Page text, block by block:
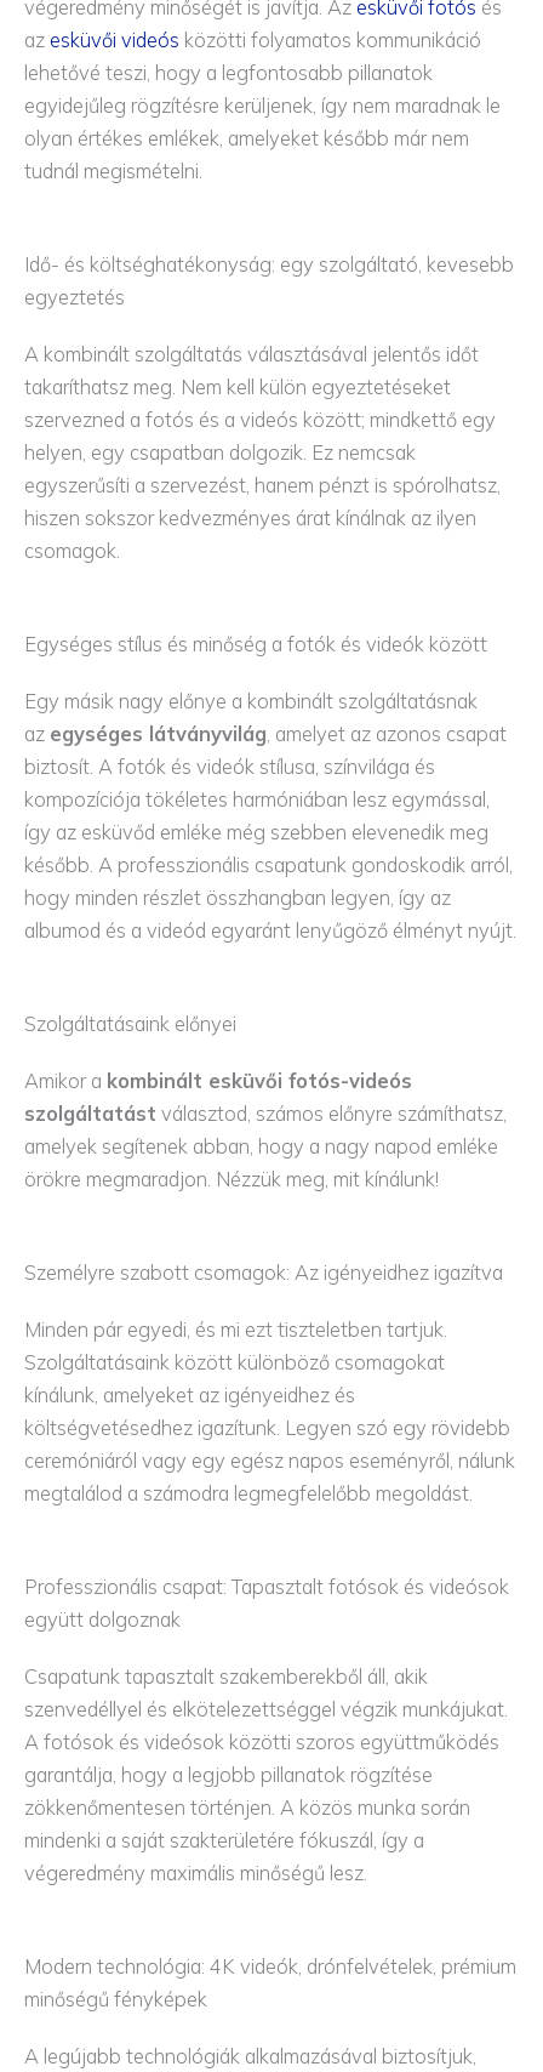
végeredmény minőségét is javítja. Az esküvői fotós és
az esküvői videós közötti folyamatos kommunikáció
lehetővé teszi, hogy a legfontosabb pillanatok
egyidejűleg rögzítésre kerüljenek, így nem maradnak le
olyan értékes emlékek, amelyeket később már nem
tudnál megismételni.
Idő- és költséghatékonyság: egy szolgáltató, kevesebb
egyeztetés
A kombinált szolgáltatás választásával jelentős időt
takaríthatsz meg. Nem kell külön egyeztetéseket
szervezned a fotós és a videós között; mindkettő egy
helyen, egy csapatban dolgozik. Ez nemcsak
egyszerűsíti a szervezést, hanem pénzt is spórolhatsz,
hiszen sokszor kedvezményes árat kínálnak az ilyen
csomagok.
Egységes stílus és minőség a fotók és videók között
Egy másik nagy előnye a kombinált szolgáltatásnak
az egységes látványvilág , amelyet az azonos csapat
biztosít. A fotók és videók stílusa, színvilága és
kompozíciója tökéletes harmóniában lesz egymással,
így az esküvőd emléke még szebben elevenedik meg
később. A professzionális csapatunk gondoskodik arról,
hogy minden részlet összhangban legyen, így az
albumod és a videód egyaránt lenyűgöző élményt nyújt.
Szolgáltatásaink előnyei
Amikor a kombinált esküvői fotós-videós
szolgáltatást választod, számos előnyre számíthatsz,
amelyek segítenek abban, hogy a nagy napod emléke
örökre megmaradjon. Nézzük meg, mit kínálunk!
Személyre szabott csomagok: Az igényeidhez igazítva
Minden pár egyedi, és mi ezt tiszteletben tartjuk.
Szolgáltatásaink között különböző csomagokat
kínálunk, amelyeket az igényeidhez és
költségvetésedhez igazítunk. Legyen szó egy rövidebb
ceremóniáról vagy egy egész napos eseményről, nálunk
megtalálod a számodra legmegfelelőbb megoldást.
Professzionális csapat: Tapasztalt fotósok és videósok
együtt dolgoznak
Csapatunk tapasztalt szakemberekből áll, akik
szenvedéllyel és elkötelezettséggel végzik munkájukat.
A fotósok és videósok közötti szoros együttműködés
garantálja, hogy a legjobb pillanatok rögzítése
zökkenőmentesen történjen. A közös munka során
mindenki a saját szakterületére fókuszál, így a
végeredmény maximális minőségű lesz.
Modern technológia: 4K videók, drónfelvételek, prémium
minőségű fényképek
A legújabb technológiák alkalmazásával biztosítjuk,